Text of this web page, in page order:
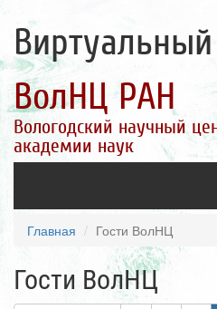
ВолНЦ РАН
Вологодский научный
академии наук
Главная Гости ВолНЦ
Гости ВолНЦ